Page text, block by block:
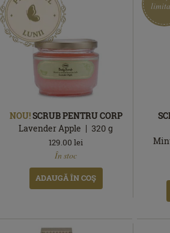
NOU!SCRUB PENTRU CORP
Lavender Apple
320g
129.00 lei
În stoc
ADAUGĂ ÎN COŞ